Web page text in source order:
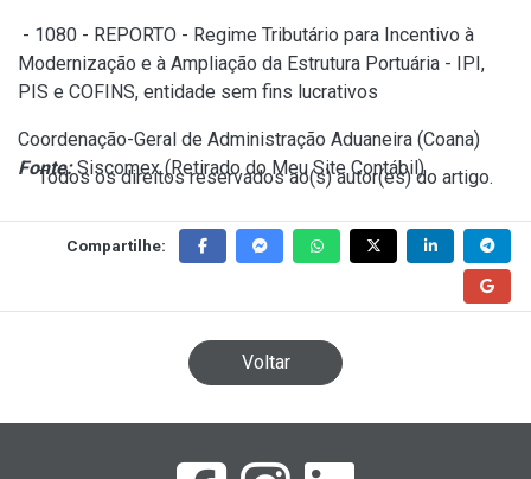
- 1080 - REPORTO - Regime Tributário para Incentivo à
Modernização e à Ampliação da Estrutura Portuária - IPI,
PIS e COFINS, entidade sem fins lucrativos
Coordenação-Geral de Administração Aduaneira (Coana)
Fonte:Siscomex (Retirado do Meu Site Contábil)
Todos os direitos reservados ao(s) autor(es) do artigo.
Compartilhe:
Voltar